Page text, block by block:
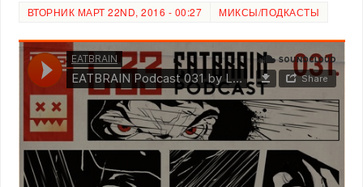
ВТОРНИК МАРТ 22ND, 2016 - 00:27 МИКСЫ/ПОДКАСТЫ